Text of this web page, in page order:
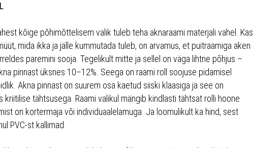
kõige põhimõttelisem valik tuleb teha aknaraami materjali vahel. Kas
mida ikka ja jälle kummutada tuleb, on arvamus, et puitraamiga aken
paremini sooja. Tegelikult mitte ja sellel on väga lihtne põhjus –
pinnast üksnes 10–12%. Seega on raami roll soojuse pidamisel
Akna pinnast on suurem osa kaetud siiski klaasiga ja see on
kriitilise tähtsusega. Raami valikul mängib kindlasti tähtsat rolli hoone
on kortermaja või individuaalelamuga. Ja loomulikult ka hind, sest
PVC-st kallimad.